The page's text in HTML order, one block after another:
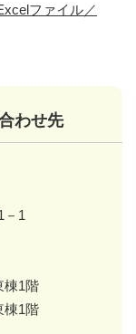
ファイル／
わせ先
－1
1階
1階